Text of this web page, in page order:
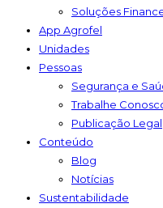
Soluções
App Agrofel
Unidades
Pessoas
Segurança e
Trabalhe
Publicação Legal
Conteúdo
Blog
Notícias
Sustentabilidade